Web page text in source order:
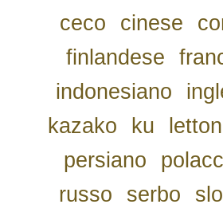
ceco
cinese
finlandese
indonesiano
kazako
ku
persiano
russo
serbo